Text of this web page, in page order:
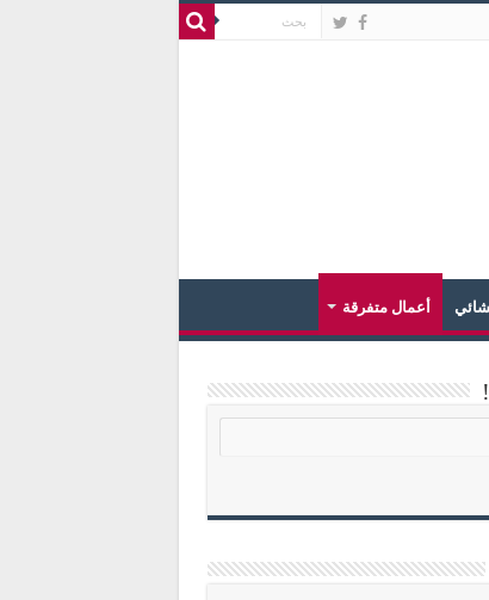
أعمال متفرقة